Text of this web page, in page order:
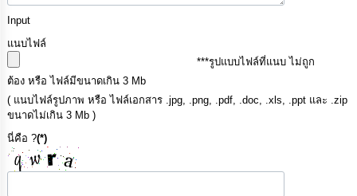
Input
แนบไฟล์
***รูปแบบไฟล์ที่แนบ ไม่ถูก
ต้อง หรือ ไฟล์มีขนาดเกิน 3 Mb
( แนบไฟล์รูปภาพ หรือ ไฟล์เอกสาร .jpg, .png, .pdf, .doc, .xls, .ppt และ .zip
ขนาดไม่เกิน 3 Mb )
นี่คือ ?(*)